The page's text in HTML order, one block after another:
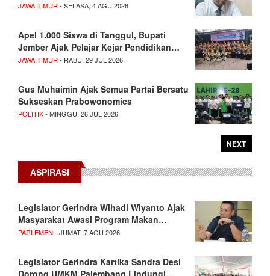
JAWA TIMUR - SELASA, 4 AGU 2026
Apel 1.000 Siswa di Tanggul, Bupati
Jember Ajak Pelajar Kejar Pendidikan…
JAWA TIMUR - RABU, 29 JUL 2026
Gus Muhaimin Ajak Semua Partai Bersatu
Sukseskan Prabowonomics
POLITIK- MINGGU, 26 JUL 2026
NEXT
ASPIRASI
Legislator Gerindra Wihadi Wiyanto Ajak
Masyarakat Awasi Program Makan…
PARLEMEN - JUMAT, 7 AGU 2026
Legislator Gerindra Kartika Sandra Desi